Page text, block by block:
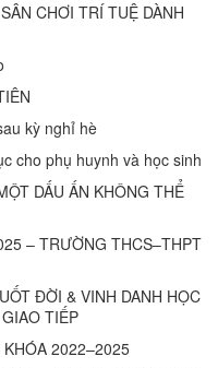
CHƠI TRÍ TUỆ DÀNH
kỳ nghỉ hè
cho phụ huynh và học sinh
DẤU ẤN KHÔNG THỂ
– TRƯỜNG THCS–THPT
ĐỜI & VINH DANH HỌC
TIẾP
2022–2025